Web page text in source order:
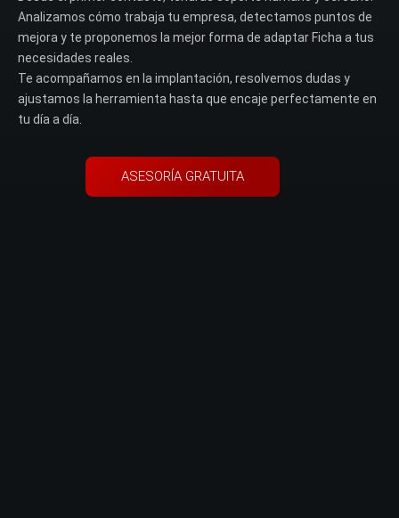
Analizamos cómo trabaja tu empresa, detectamos puntos de
mejora y te proponemos la mejor forma de adaptar Ficha a tus
necesidades reales.
Te acompañamos en la implantación, resolvemos dudas y
ajustamos la herramienta hasta que encaje perfectamente en
tu día a día.
ASESORÍA GRATUITA